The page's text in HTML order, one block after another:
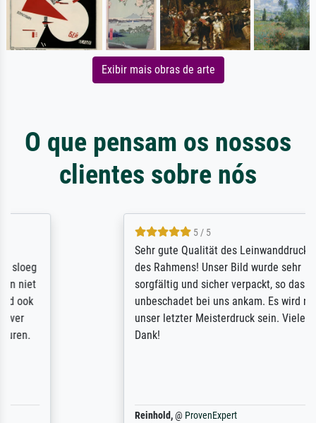
Exibir mais obras de arte
O que pensam os nossos
clientes sobre nós
Sehr gute Qualität des Leinwanddrucks und
des Rahmens! Unser Bild wurde sehr
sorgfältig und sicher verpackt, so dass es
unbeschadet bei uns ankam. Es wird nicht
unser letzter Meisterdruck sein. Vielen
ProvenExpert